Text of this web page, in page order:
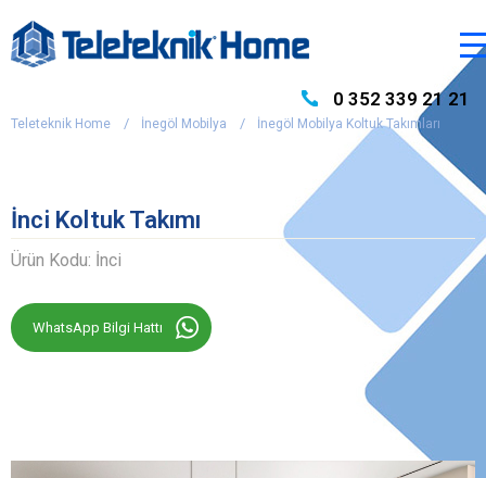
0 352 339 21 21
Teleteknik Home İnegöl Mobilya İnegöl Mobilya Koltuk Takımları
İnci Koltuk Takımı
Ürün Kodu: İnci
WhatsApp Bilgi Hattı